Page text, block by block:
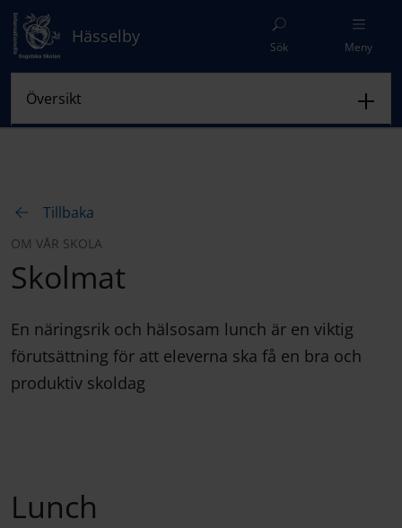
Hässelby
Sök Meny
Tillbaka
OM VÅR SKOLA
Skolmat
En näringsrik och hälsosam lunch är en viktig
förutsättning för att eleverna ska få en bra och
produktiv skoldag
Lunch